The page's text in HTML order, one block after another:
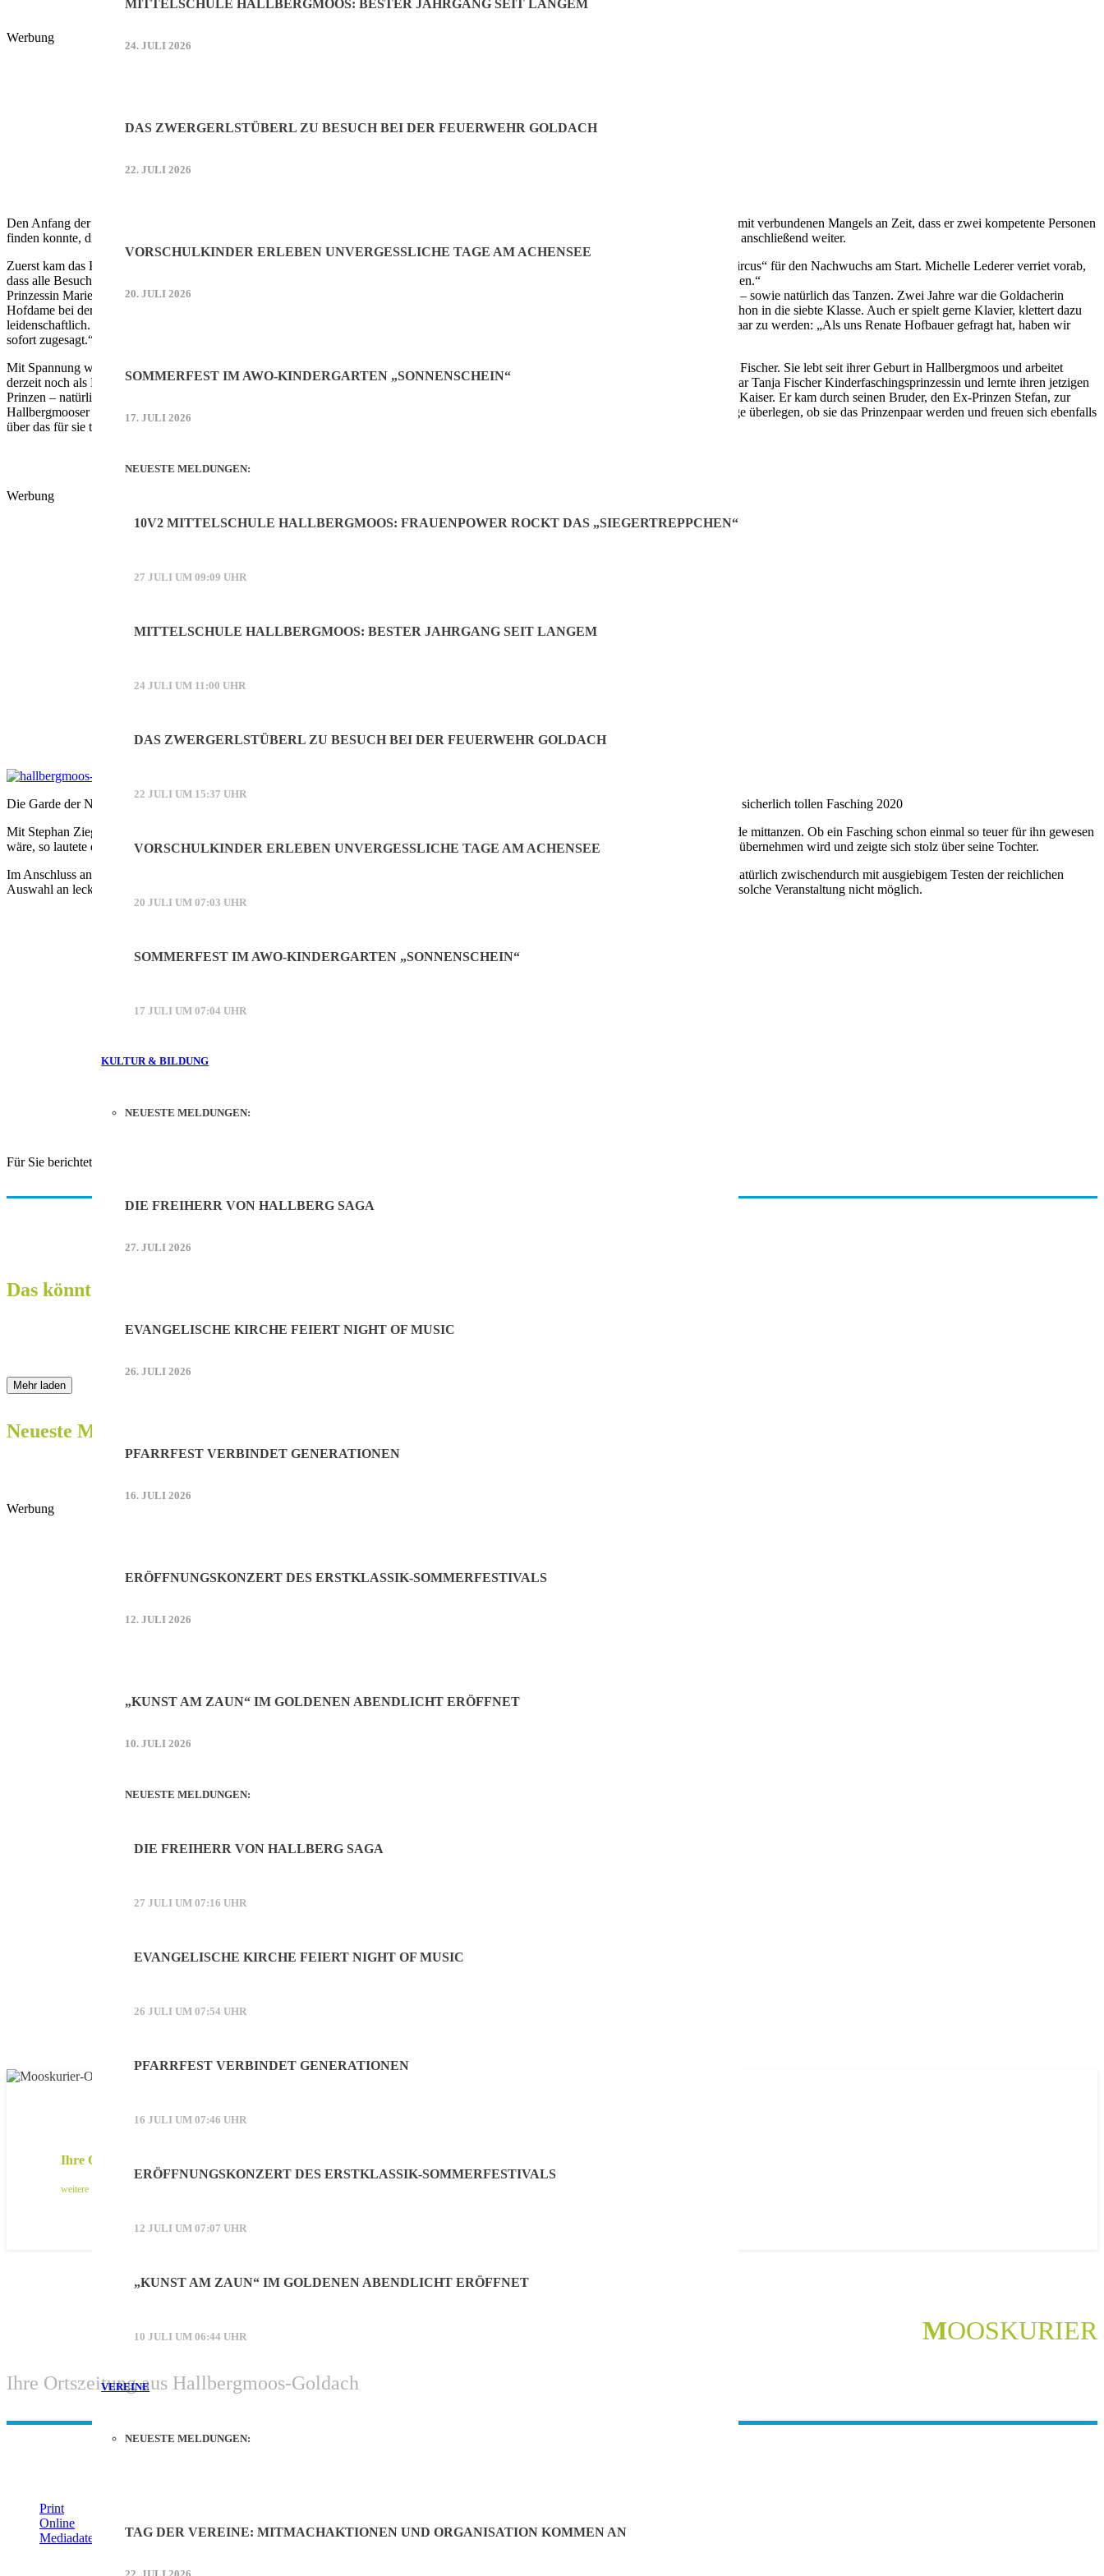
MITTELSCHULE HALLBERGMOOS: BESTER JAHRGANG SEIT LANGEM
24. JULI 2026
DAS ZWERGERLSTÜBERL ZU BESUCH BEI DER FEUERWEHR GOLDACH
22. JULI 2026
VORSCHULKINDER ERLEBEN UNVERGESSLICHE TAGE AM ACHENSEE
20. JULI 2026
SOMMERFEST IM AWO-KINDERGARTEN „SONNENSCHEIN“
17. JULI 2026
NEUESTE MELDUNGEN:
10V2 MITTELSCHULE HALLBERGMOOS: FRAUENPOWER ROCKT DAS „SIEGERTREPPCHEN“
27 JULI UM 09:09 UHR
MITTELSCHULE HALLBERGMOOS: BESTER JAHRGANG SEIT LANGEM
24 JULI UM 11:00 UHR
DAS ZWERGERLSTÜBERL ZU BESUCH BEI DER FEUERWEHR GOLDACH
22 JULI UM 15:37 UHR
VORSCHULKINDER ERLEBEN UNVERGESSLICHE TAGE AM ACHENSEE
20 JULI UM 07:03 UHR
SOMMERFEST IM AWO-KINDERGARTEN „SONNENSCHEIN“
17 JULI UM 07:04 UHR
KULTUR & BILDUNG
NEUESTE MELDUNGEN:
DIE FREIHERR VON HALLBERG SAGA
27. JULI 2026
EVANGELISCHE KIRCHE FEIERT NIGHT OF MUSIC
26. JULI 2026
PFARRFEST VERBINDET GENERATIONEN
16. JULI 2026
ERÖFFNUNGSKONZERT DES ERSTKLASSIK-SOMMERFESTIVALS
12. JULI 2026
„KUNST AM ZAUN“ IM GOLDENEN ABENDLICHT ERÖFFNET
10. JULI 2026
NEUESTE MELDUNGEN:
DIE FREIHERR VON HALLBERG SAGA
27 JULI UM 07:16 UHR
EVANGELISCHE KIRCHE FEIERT NIGHT OF MUSIC
26 JULI UM 07:54 UHR
PFARRFEST VERBINDET GENERATIONEN
16 JULI UM 07:46 UHR
ERÖFFNUNGSKONZERT DES ERSTKLASSIK-SOMMERFESTIVALS
12 JULI UM 07:07 UHR
„KUNST AM ZAUN“ IM GOLDENEN ABENDLICHT ERÖFFNET
10 JULI UM 06:44 UHR
VEREINE
NEUESTE MELDUNGEN:
TAG DER VEREINE: MITMACHAKTIONEN UND ORGANISATION KOMMEN AN
Werbung
Den Anfang der Vorstellung übernahm noch Hofmarschall Florian Böhm, allerdings freute er sich angesichts seines Nachwuchses und des damit verbundenen Mangels an Zeit, dass er zwei kompetente Personen
finden konnte, die das Amt in der kommenden Saison für ihn übernehmen. Der baldige Ex-Prinz Philipp Schön und Michelle Lederer leiteten anschließend weiter.
Zuerst kam das Kinderprinzenpaar auf die Tanzfläche. Die zehnjährige Marie Fink und der zwölfjährige Dario Zenker sind beim „Dancing Circus“ für den Nachwuchs am Start. Michelle Lederer verriet vorab,
dass alle Besucher der Bälle schon jetzt gespannt sein dürften auf das Programm: „Ihr werdet viele tierische und auch akrobatische Inhalte sehen.“
Prinzessin Marie Fink geht in die fünfte Klasse des Oskar-Maria-Graf-Gymnasiums in Neufahrn. Als Hobbys zählt sie Klarinette und Klavier – sowie natürlich das Tanzen. Zwei Jahre war die Goldacherin
Hofdame bei der Narrhalla, ebenso zwei Jahre bei der Kindergarde dabei. Dario Zenker geht auf die gleiche Schule, allerdings mittlerweile schon in die siebte Klasse. Auch er spielt gerne Klavier, klettert dazu
leidenschaftlich. Seit drei Jahren tanzt Dario in der Garde und beide betonten, dass es keine schwere Entscheidung gewesen sei, das Prinzenpaar zu werden: „Als uns Renate Hofbauer gefragt hat, haben wir
sofort zugesagt.“ Das Motto gefällt dem Kinderprinzenpaar ebenfalls sehr gut.
Mit Spannung wurde dann abgewartet, wer die Gemeinde ab dem Faschingsbeginn bei den Erwachsenen führt. Die neue Prinzessin ist ­Tanja Fischer. Sie lebt seit ihrer Geburt in Hallbergmoos und arbeitet
derzeit noch als Exportsachbearbeiterin. Schon bald wird die 26-Jährige allerdings in den K&F Getränkemarkt ihres Vaters wechseln. Einst war Tanja Fischer Kinderfaschingsprinzessin und lernte ihren jetzigen
Prinzen – natürlich – beim Fasching kennen. Das war vor acht Jahren, seit zwei Jahren sind die beiden ein Paar. Es ist der 27-jährige Thomas Kaiser. Er kam durch seinen Bruder, den Ex-Prinzen Stefan, zur
Hallbergmooser Faschingsgesellschaft. Tätig ist der neue Regent beim K&F Getränkefachhandel als Sachbearbeiter. Beide mussten nicht lange überlegen, ob sie das Prinzenpaar werden und freuen sich ebenfalls
über das für sie tolle Thema.
Werbung
Die Garde der Narrhalla Hallbergmoos war auf dem Weinfest vollständig anwesend und freute sich mit ihren neuen Prinzenpaaren über einen sicherlich tollen Fasching 2020
Mit Stephan Ziegler gibt es zudem einen neuen Trainer für die beiden. Der Echinger ist Profitänzer und wird in dieser Saison auch in der Garde mittanzen. Ob ein Fasching schon einmal so teuer für ihn gewesen
wäre, so lautete die Frage an den Vater der Prinzessin, Josef Fischer. Lachend meinte er, dass er durchaus die Auffüllungen des Kühlschranks übernehmen wird und zeigte sich stolz über seine Tochter.
Im Anschluss an die Vorstellung der Prinzenpaare ging das Weinfest natürlich noch bis tief in die Nacht weiter und es wurde eifrig getanzt – natürlich zwischendurch mit ausgiebigem Testen der reichlichen
Auswahl an leckeren Rebsorten. Edgar Pröpster dankte dabei auch den vielen Helferinnen und Helfern der SG Edelweiß, ohne sie wäre eine solche Veranstaltung nicht möglich.
Für Sie berichtete Bernd Heinzinger.
Das könnte Sie auch interessieren:
Mehr laden
Neueste Meldungen:
Werbung
Ihre Online-Werbung auf mooskurier.de
weitere Infos
MOOSKURIER
Ihre Ortszeitung aus Hallbergmoos-Goldach
Print
Online
Mediadaten (PDF)
ÜBERREGIONAL WERBEN: